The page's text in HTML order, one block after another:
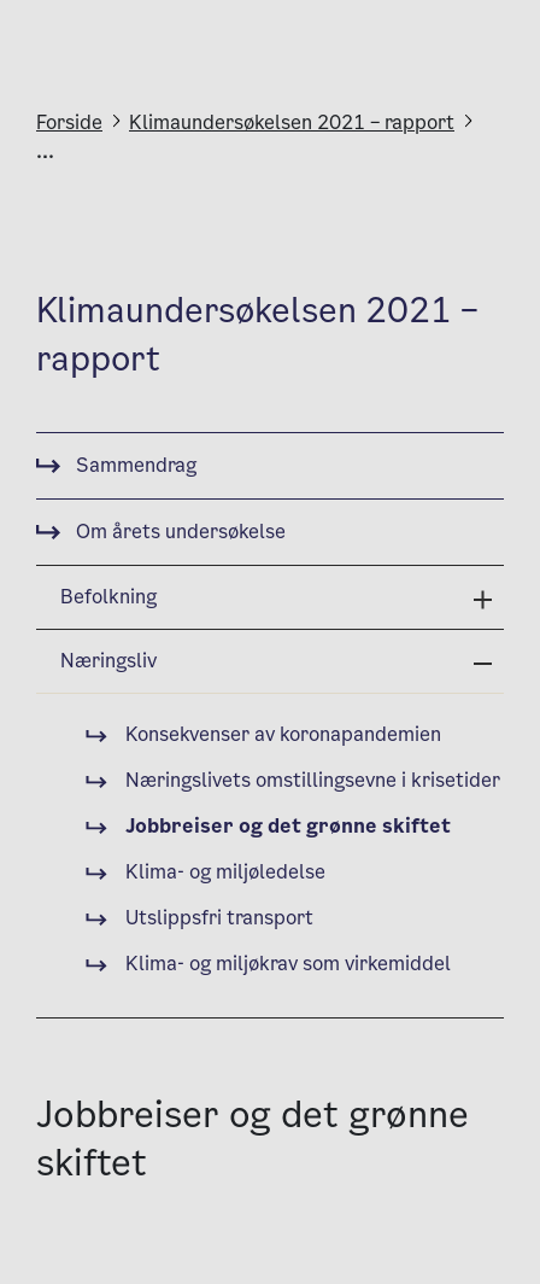
Forside
Klimaundersøkelsen 2021 – rapport
...
Klimaundersøkelsen 2021 –
rapport
Sammendrag
Om årets undersøkelse
Befolkning
Næringsliv
Konsekvenser av koronapandemien
Næringslivets omstillingsevne i krisetider
Jobbreiser og det grønne skiftet
Klima- og miljøledelse
Utslippsfri transport
Klima- og miljøkrav som virkemiddel
Jobbreiser og det grønne
skiftet